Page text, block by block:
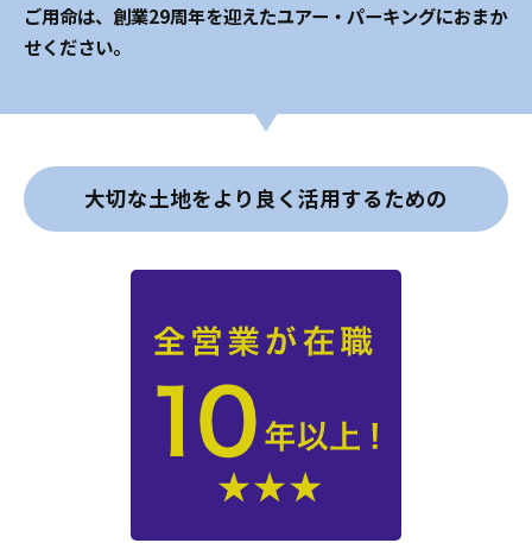
ご用命は、創業29周年を迎えたユアー・パーキングにおまか
せください。
大切な土地をより良く活用するための